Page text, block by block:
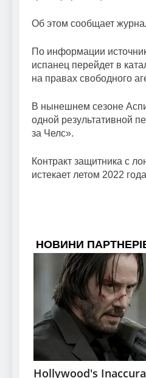
Об этом сообщает
По информации
испанец перейдет в
на правах свободного
В нынешнем сезоне
одной результативной
за Челс».
Контракт защитника с
истекает летом 2022